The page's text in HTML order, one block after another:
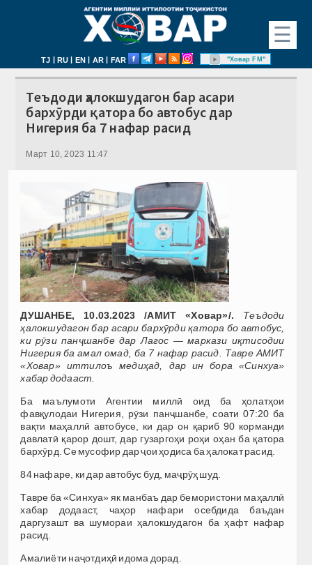
☰
TJ | RU | EN | AR | FAR "Ховар FM"
Теъдоди ҳалокшудагон бар асари
бархӯрди қатора бо автобус дар
Нигерия ба 7 нафар расид
Март 10, 2023 11:47
ДУШАНБЕ, 10.03.2023 /АМИТ «Ховар»/. Теъдоди
ҳалокшудагон бар асари бархӯрди қатора бо автобус,
ки рӯзи панҷшанбе дар Лагос — маркази иқтисодии
Нигерия ба амал омад, ба 7 нафар расид. Тавре АМИТ
«Ховар» иттилоъ медиҳад, дар ин бора «Синхуа»
хабар додааст.
Ба маълумоти Агентии миллӣ оид ба ҳолатҳои
фавқулодаи Нигерия, рӯзи панҷшанбе, соати 07:20 ба
вақти маҳаллӣ автобусе, ки дар он қариб 90 корманди
давлатӣ қарор дошт, дар гузаргоҳи роҳи оҳан ба қатора
бархӯрд. Се мусофир дар ҷои ҳодиса ба ҳалокат расид.
84 нафаре, ки дар автобус буд, маҷрӯҳ шуд.
Тавре ба «Синхуа» як манбаъ дар бемористони маҳаллӣ
хабар додааст, чаҳор нафари осебдида баъдан
даргузашт ва шумораи ҳалокшудагон ба ҳафт нафар
расид.
Амалиёти наҷотдиҳӣ идома дорад.